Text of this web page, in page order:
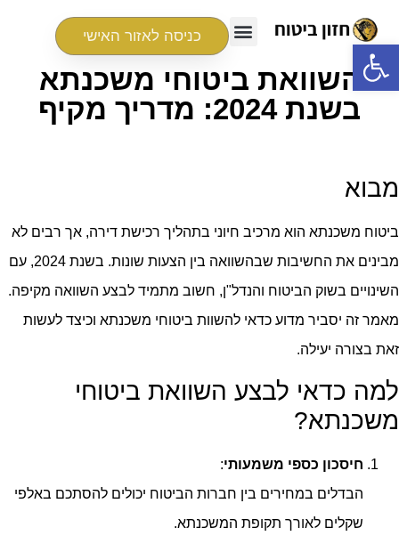
פתח סרגל נגישות כניסה לאזור האישי
השוואת ביטוחי משכנתא
בשנת 2024: מדריך מקיף
מבוא
ביטוח משכנתא הוא מרכיב חיוני בתהליך רכישת דירה, אך רבים לא
מבינים את החשיבות שבהשוואה בין הצעות שונות. בשנת 2024, עם
השינויים בשוק הביטוח והנדל"ן, חשוב מתמיד לבצע השוואה מקיפה.
מאמר זה יסביר מדוע כדאי להשוות ביטוחי משכנתא וכיצד לעשות
זאת בצורה יעילה.
למה כדאי לבצע השוואת ביטוחי
משכנתא?
חיסכון כספי משמעותי:
הבדלים במחירים בין חברות הביטוח יכולים להסתכם באלפי
שקלים לאורך תקופת המשכנתא.